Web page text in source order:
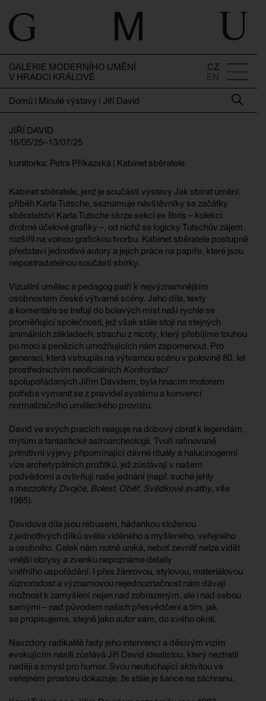
GALERIE MODERNÍHO UMĚNÍ
V HRADCI KRÁLOVÉ
CZ
EN
Domů | Minulé výstavy | Jiří David
JIŘÍ DAVID
16/05/25–13/07/25
kurátorka: Petra Příkazská | Kabinet sběratele
Kabinet sběratele, jenž je součástí výstavy Jak sbírat umění:
příběh Karla Tutsche, seznamuje návštěvníky se začátky
sběratelství Karla Tutsche skrze sekci ex libris – kolekci
drobné účelové grafiky –, od nichž se logicky Tutschův zájem
rozšířil na volnou grafickou tvorbu. Kabinet sběratele postupně
představí jednotlivé autory a jejich práce na papíře, které jsou
nepostradatelnou součástí sbírky.
Vizuální umělec a pedagog patří k nejvýznamnějším
osobnostem české výtvarné scény. Jeho díla, texty
a komentáře se trefují do bolavých míst naší rychle se
proměňující společnosti, jež však stále stojí na stejných
animálních základech: strachu z nicoty, který přebíjíme touhou
po moci a penězích umožňujících nám zapomenout. Pro
generaci, která vstoupila na výtvarnou scénu v polovině 80. let
prostřednictvím neoficiálních Konfrontací
spolupořádaných Jiřím Davidem, byla hnacím motorem
potřeba vymanit se z pravidel systému a konvencí
normalizačního uměleckého provozu.
David ve svých pracích reaguje na dobový obrat k legendám,
mýtům a fantastické astroarcheologii. Tvoří rafinovaně
primitivní výjevy připomínající dávné rituály a halucinogenní
vize archetypálních prožitků, jež zůstávají v našem
podvědomí a ovlivňují naše jednání (např. suché jehly
a mezzotinty Dvojče, Bolest, Oběť, Svědkové svatby, vše
1985).
Davidova díla jsou rébusem, hádankou složenou
z jednotlivých dílků světa viděného a myšleného, veřejného
a osobního. Celek nám nutně uniká, neboť zevnitř nelze vidět
vnější obrysy a zvenku nepoznáme detaily
vnitřního uspořádání. I přes žánrovou, stylovou, materiálovou
různorodost a významovou nejednoznačnost nám dávají
možnost k zamyšlení nejen nad zobrazeným, ale i nad sebou
samými – nad původem našich přesvědčení a tím, jak
se propisujeme, stejně jako autor sám, do svého okolí.
Navzdory radikalitě řady jeho intervencí a děsivým vizím
evokujícím násilí zůstává Jiří David idealistou, který neztratil
naději a smysl pro humor. Svou neutuchající aktivitou ve
veřejném prostoru dokazuje, že stále je šance na záchranu.